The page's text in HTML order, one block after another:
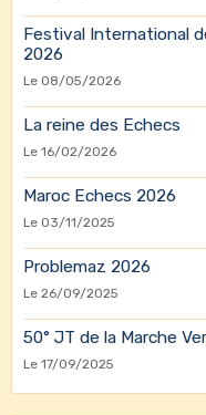
Festival International
2026
Le 08/05/2026
La reine des Echecs
Le 16/02/2026
Maroc Echecs 2026
Le 03/11/2025
Problemaz 2026
Le 26/09/2025
50° JT de la Marche
Le 17/09/2025